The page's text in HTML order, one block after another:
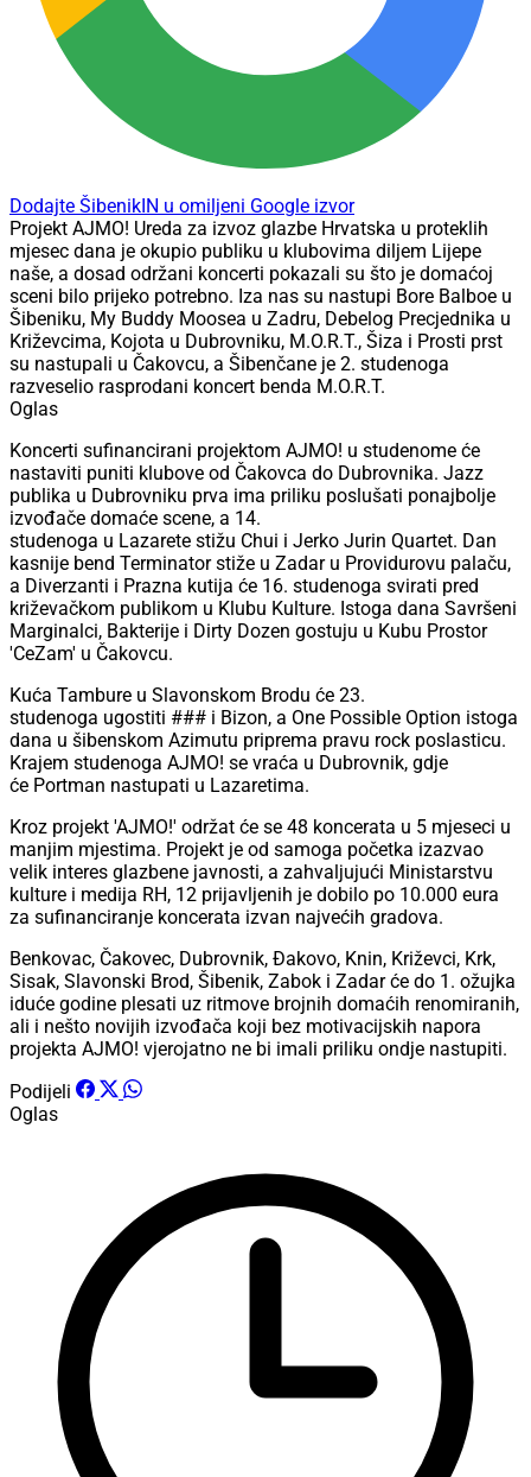
Dodajte ŠibenikIN u omiljeni Google izvor
Projekt AJMO! Ureda za izvoz glazbe Hrvatska u proteklih
mjesec dana je okupio publiku u klubovima diljem Lijepe
naše, a dosad održani koncerti pokazali su što je domaćoj
sceni bilo prijeko potrebno. Iza nas su nastupi Bore Balboe u
Šibeniku, My Buddy Moosea u Zadru, Debelog Precjednika u
Križevcima, Kojota u Dubrovniku, M.O.R.T., Šiza i Prosti prst
su nastupali u Čakovcu, a Šibenčane je 2. studenoga
razveselio rasprodani koncert benda M.O.R.T.
Oglas
Koncerti sufinancirani projektom AJMO! u studenome će
nastaviti puniti klubove od Čakovca do Dubrovnika. Jazz
publika u Dubrovniku prva ima priliku poslušati ponajbolje
izvođače domaće scene, a 14.
studenoga u Lazarete stižu Chui i Jerko Jurin Quartet. Dan
kasnije bend Terminator stiže u Zadar u Providurovu palaču,
a Diverzanti i Prazna kutija će 16. studenoga svirati pred
križevačkom publikom u Klubu Kulture. Istoga dana Savršeni
Marginalci, Bakterije i Dirty Dozen gostuju u Kubu Prostor
'CeZam' u Čakovcu.
Kuća Tambure u Slavonskom Brodu će 23.
studenoga ugostiti ### i Bizon, a One Possible Option istoga
dana u šibenskom Azimutu priprema pravu rock poslasticu.
Krajem studenoga AJMO! se vraća u Dubrovnik, gdje
će Portman nastupati u Lazaretima.
Kroz projekt 'AJMO!' održat će se 48 koncerata u 5 mjeseci u
manjim mjestima. Projekt je od samoga početka izazvao
velik interes glazbene javnosti, a zahvaljujući Ministarstvu
kulture i medija RH, 12 prijavljenih je dobilo po 10.000 eura
za sufinanciranje koncerata izvan najvećih gradova.
Benkovac, Čakovec, Dubrovnik, Đakovo, Knin, Križevci, Krk,
Sisak, Slavonski Brod, Šibenik, Zabok i Zadar će do 1. ožujka
iduće godine plesati uz ritmove brojnih domaćih renomiranih,
ali i nešto novijih izvođača koji bez motivacijskih napora
projekta AJMO! vjerojatno ne bi imali priliku ondje nastupiti.
Podijeli
Oglas